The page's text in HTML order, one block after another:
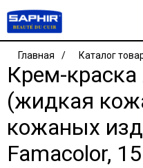
Главная Каталог
Крем-
(жидкая
кожаных
Famacolor,